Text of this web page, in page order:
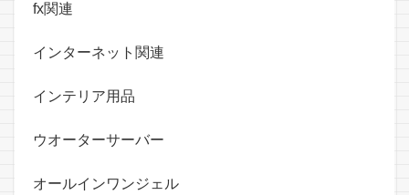
fx関連
インターネット関連
インテリア用品
ウオーターサーバー
オールインワンジェル